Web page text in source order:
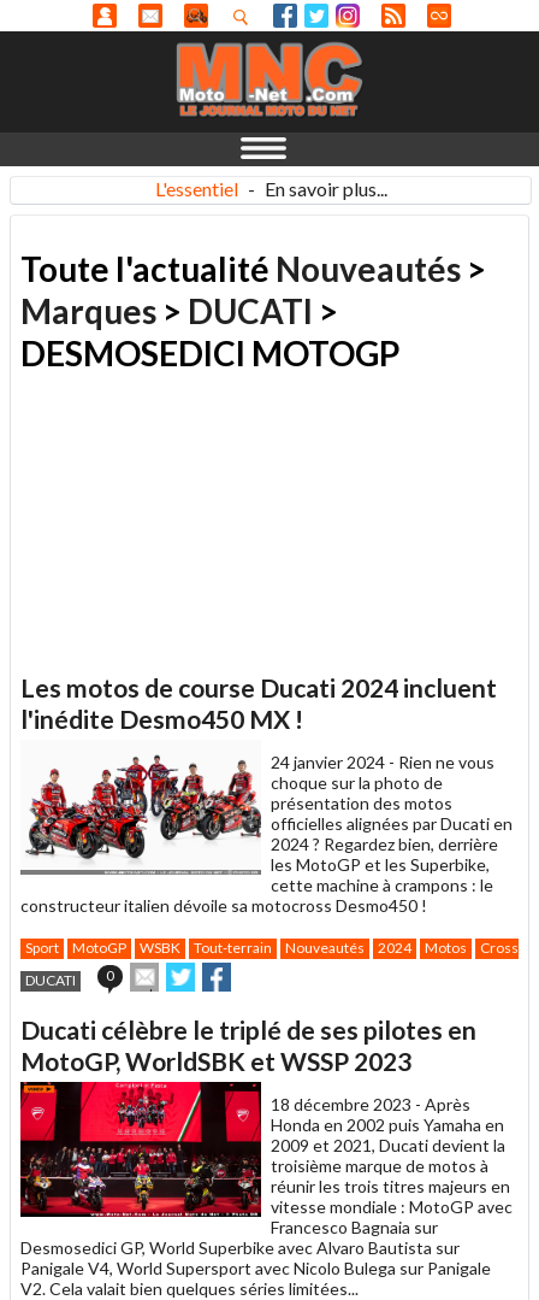
L'essentiel - En savoir plus...
Toute l'actualité Nouveautés >
Marques > DUCATI >
DESMOSEDICI MOTOGP
Les motos de course Ducati 2024 incluent
l'inédite Desmo450 MX !
24 janvier 2024 - Rien ne vous
choque sur la photo de
présentation des motos
officielles alignées par Ducati en
2024 ? Regardez bien, derrière
les MotoGP et les Superbike,
cette machine à crampons : le
constructeur italien dévoile sa motocross Desmo450 !
Sport MotoGP WSBK Tout-terrain Nouveautés 2024 Motos Cross
DUCATI
0
Envoyer
cet
à
un
ami
Partager
sur sur
Ducati célèbre le triplé de ses pilotes en
MotoGP, WorldSBK et WSSP 2023
18 décembre 2023 - Après
Honda en 2002 puis Yamaha en
2009 et 2021, Ducati devient la
troisième marque de motos à
réunir les trois titres majeurs en
vitesse mondiale : MotoGP avec
Francesco Bagnaia sur
Desmosedici GP, World Superbike avec Alvaro Bautista sur
Panigale V4, World Supersport avec Nicolo Bulega sur Panigale
V2. Cela valait bien quelques séries limitées...